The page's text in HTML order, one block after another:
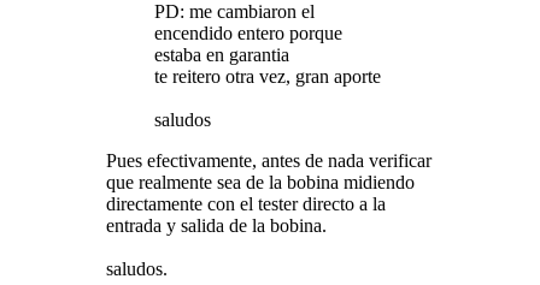
PD: me cambiaron el
encendido entero porque
estaba en garantia
te reitero otra vez, gran aporte
saludos
Pues efectivamente, antes de nada verificar
que realmente sea de la bobina midiendo
directamente con el tester directo a la
entrada y salida de la bobina.
saludos.